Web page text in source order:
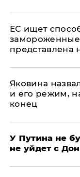
ЕС ищет
замороженные
представлена
Яковина
и его режим,
конец
У Путина не
не уйдет с